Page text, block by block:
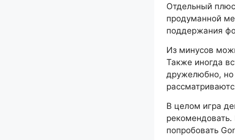
Отдельный
продуманной
поддержания
Из минусов
Также иногда
дружелюбно, но
В целом игра
попробовать